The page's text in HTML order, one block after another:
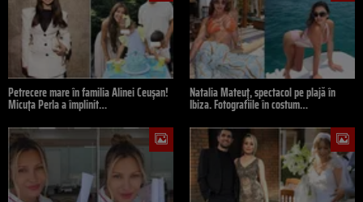
Petrecere mare în familia Alinei Ceușan!
Micuța Perla a împlinit…
Natalia Mateuț, spectacol pe plajă în
Ibiza. Fotografiile în costum…